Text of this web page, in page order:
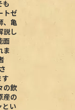
も
トゼ
、亀
説し
面
ま
す
の飲
産の
とい